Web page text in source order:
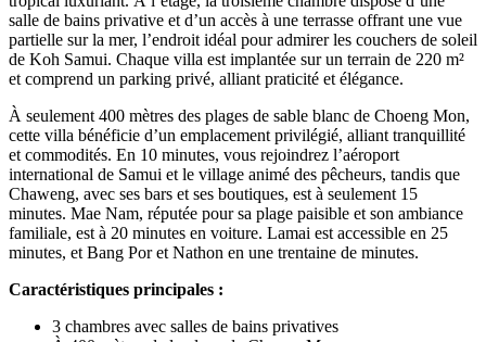
salle de bains privative et d’un accès à une terrasse offrant une vue
partielle sur la mer, l’endroit idéal pour admirer les couchers de soleil
de Koh Samui. Chaque villa est implantée sur un terrain de 220 m²
et comprend un parking privé, alliant praticité et élégance.
À seulement 400 mètres des plages de sable blanc de Choeng Mon,
cette villa bénéficie d’un emplacement privilégié, alliant tranquillité
et commodités. En 10 minutes, vous rejoindrez l’aéroport
international de Samui et le village animé des pêcheurs, tandis que
Chaweng, avec ses bars et ses boutiques, est à seulement 15
minutes. Mae Nam, réputée pour sa plage paisible et son ambiance
familiale, est à 20 minutes en voiture. Lamai est accessible en 25
minutes, et Bang Por et Nathon en une trentaine de minutes.
Caractéristiques principales :
3 chambres avec salles de bains privatives